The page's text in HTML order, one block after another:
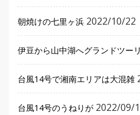
朝焼けの七里ヶ浜 2022/10/22
伊豆から山中湖へグランドツー
台風14号で湘南エリアは大混雑
台風14号のうねりが 2022/09/